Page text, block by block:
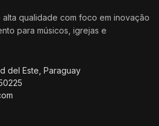
qualidade com foco em inovação
para músicos, igrejas e
del Este, Paraguay